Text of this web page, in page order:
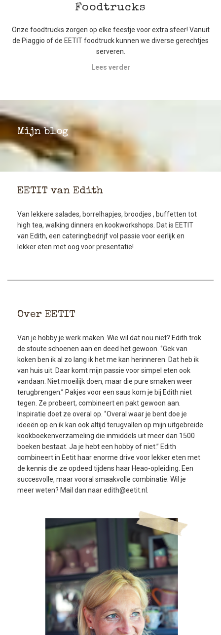
Foodtrucks
Onze foodtrucks zorgen op elke feestje voor extra sfeer! Vanuit
de Piaggio of de EETIT foodtruck kunnen we diverse gerechtjes
serveren.
Lees verder
Mijn blog
EETIT van Edith
Van lekkere salades, borrelhapjes, broodjes , buffetten tot
high tea, walking dinners en kookworkshops. Dat is EETIT
van Edith, een cateringbedrijf vol passie voor eerlijk en
lekker eten met oog voor presentatie!
Over EETIT
Van je hobby je werk maken. Wie wil dat nou niet? Edith trok
de stoute schoenen aan en deed het gewoon. ‘’Gek van
koken ben ik al zo lang ik het me kan herinneren. Dat heb ik
van huis uit. Daar komt mijn passie voor simpel eten ook
vandaan. Niet moeilijk doen, maar die pure smaken weer
terugbrengen.’’ Pakjes voor een saus kom je bij Edith niet
tegen. Ze probeert, combineert en pakt gewoon aan.
Inspiratie doet ze overal op. ‘’Overal waar je bent doe je
ideeën op en ik kan ook altijd terugvallen op mijn uitgebreide
kookboekenverzameling die inmiddels uit meer dan 1500
boeken bestaat. Ja je hebt een hobby of niet.’’ Edith
combineert in Eetit haar enorme drive voor lekker eten met
de kennis die ze opdeed tijdens haar Heao-opleiding. Een
succesvolle, maar vooral smaakvolle combinatie. Wil je
meer weten? Mail dan naar edith@eetit.nl.